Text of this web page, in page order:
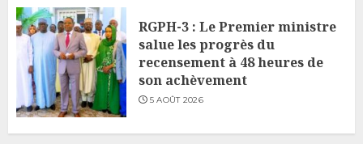
RGPH-3 : Le Premier ministre
salue les progrès du
recensement à 48 heures de
son achèvement
5 AOÛT 2026